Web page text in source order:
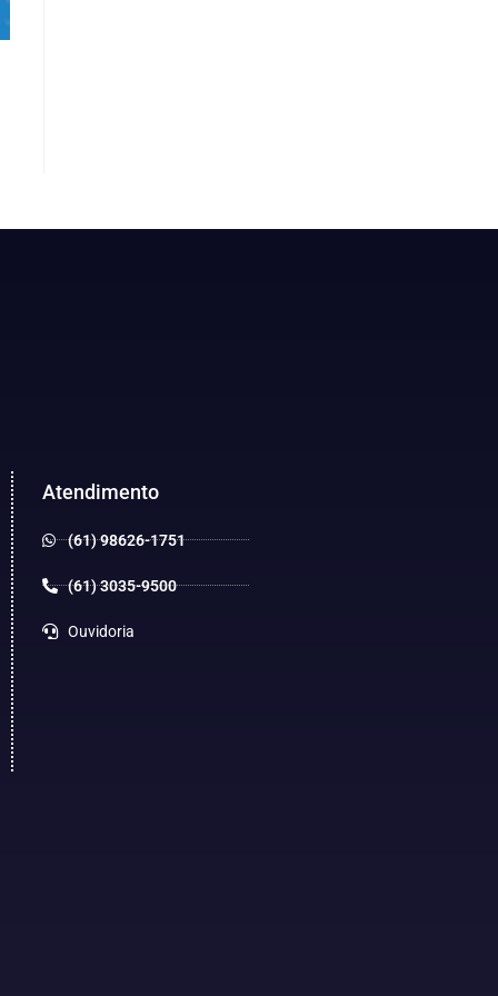
Atendimento
(61) 98626-1751
(61) 3035-9500
Ouvidoria